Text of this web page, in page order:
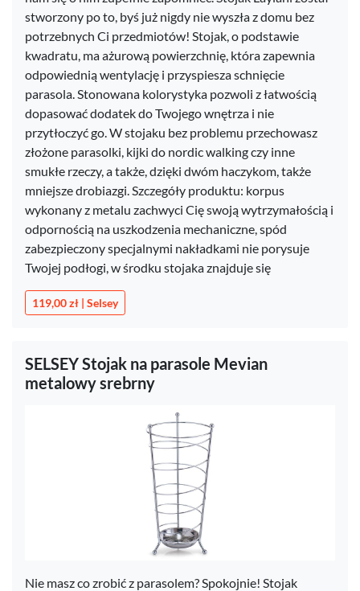
stworzony po to, byś już nigdy nie wyszła z domu bez
potrzebnych Ci przedmiotów! Stojak, o podstawie
kwadratu, ma ażurową powierzchnię, która zapewnia
odpowiednią wentylację i przyspiesza schnięcie
parasola. Stonowana kolorystyka pozwoli z łatwością
dopasować dodatek do Twojego wnętrza i nie
przytłoczyć go. W stojaku bez problemu przechowasz
złożone parasolki, kijki do nordic walking czy inne
smukłe rzeczy, a także, dzięki dwóm haczykom, także
mniejsze drobiazgi. Szczegóły produktu: korpus
wykonany z metalu zachwyci Cię swoją wytrzymałością i
odpornością na uszkodzenia mechaniczne, spód
zabezpieczony specjalnymi nakładkami nie porysuje
Twojej podłogi, w środku stojaka znajduje się
119,00 zł | Selsey
SELSEY Stojak na parasole Mevian
metalowy srebrny
Nie masz co zrobić z parasolem? Spokojnie! Stojak